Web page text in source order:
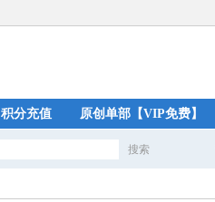
积分充值 原创单部【VIP免费】
搜索